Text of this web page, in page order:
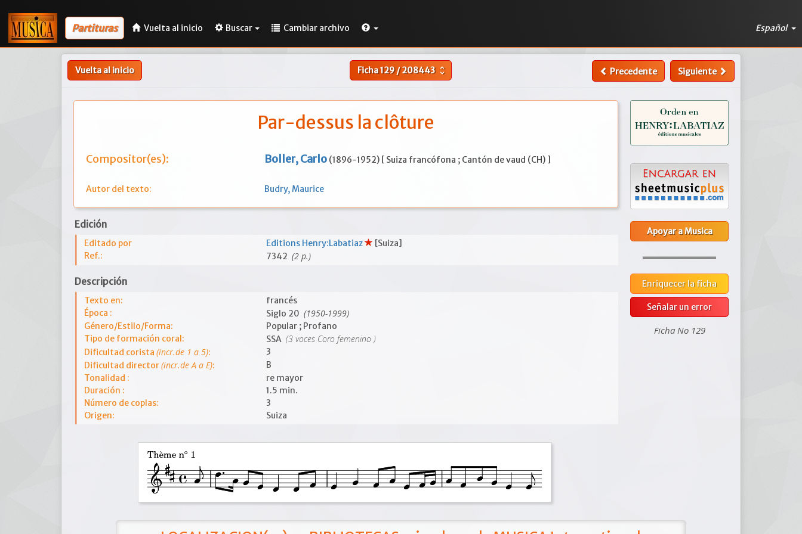
Partituras Vuelta al inicio Buscar Cambiar archivo Español
Vuelta al inicio Ficha129/208443 unfold_more Precedente Siguiente
Par-dessus la clôture
Compositor(es): Boller, Carlo (1896-1952) [ Suiza francófona ; Cantón de vaud (CH) ]
Autor del texto: Budry, Maurice
Edición
Editado por Editions Henry:Labatiaz
[Suiza]
Ref.:
7342 (2 p.)
Descripción
Texto en:
francés
Época :
Siglo 20 (1950-1999)
Género/Estilo/Forma:
Popular ; Profano
Tipo de formación coral:
SSA (3 voces Coro femenino )
Dificultad corista (incr.de 1 a 5):
3
Dificultad director(incr.de A a E):
B
Tonalidad :
re mayor
Duración :
1.5 min.
Número de coplas:
3
Origen:
Suiza
Apoyar a Musica
Enriquecer la ficha
Señalar un error
Ficha No 129